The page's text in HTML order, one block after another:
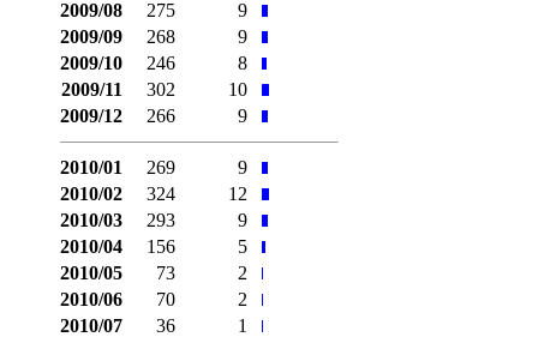
2009/08 275
9
2009/09
268
9
2009/10
246
8
2009/11
302
10
2009/12
266 9
2010/01 269
9
2010/02
324
12
2010/03
293
9
2010/04
156
5
2010/05
73
2
2010/06
70
2
2010/07
36
1